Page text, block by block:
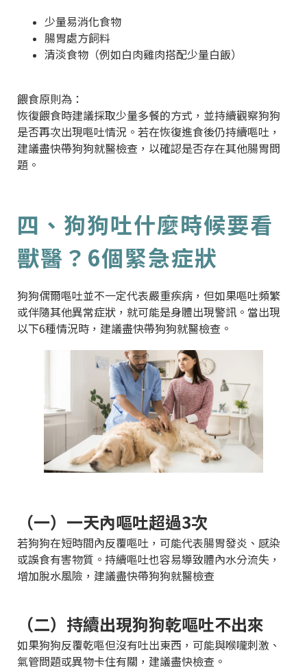
少量易消化食物
腸胃處方飼料
清淡食物（例如白肉雞肉搭配少量白飯）
餵食原則為：
恢復餵食時建議採取少量多餐的方式，並持續觀察狗狗
是否再次出現嘔吐情況。若在恢復進食後仍持續嘔吐，
建議盡快帶狗狗就醫檢查，以確認是否存在其他腸胃問
題。
四、狗狗吐什麼時候要看
獸醫？6個緊急症狀
狗狗偶爾嘔吐並不一定代表嚴重疾病，但如果嘔吐頻繁
或伴隨其他異常症狀，就可能是身體出現警訊。當出現
以下6種情況時，建議盡快帶狗狗就醫檢查。
（一）一天內嘔吐超過3次
若狗狗在短時間內反覆嘔吐，可能代表腸胃發炎、感染
或誤食有害物質。持續嘔吐也容易導致體內水分流失，
增加脫水風險，建議盡快帶狗狗就醫檢查
（二）持續出現狗狗乾嘔吐不出來
如果狗狗反覆乾嘔但沒有吐出東西，可能與喉嚨刺激、
氣管問題或異物卡住有關，建議盡快檢查。